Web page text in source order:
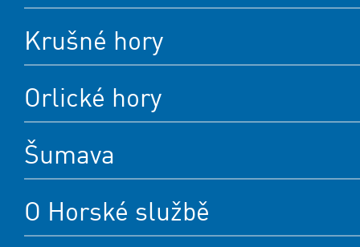
Krušné hory
Orlické hory
Šumava
O Horské službě